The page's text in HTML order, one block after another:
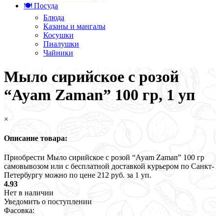
🍽️ Посуда
Блюда
Казаны и мангалы
Косушки
Пиалушки
Чайники
Мыло сирийское с розой
“Ayam Zaman” 100 гр, 1 уп
×
Описание товара:
Приобрести Мыло сирийское с розой “Ayam Zaman” 100 гр
самовывозом или с бесплатной доставкой курьером по Санкт-
Петербургу можно по цене 212 руб. за 1 уп.
4.93
Нет в наличии
Уведомить о поступлении
Фасовка: